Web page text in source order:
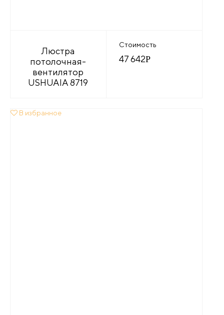
Люстра
потолочная-
вентилятор
USHUAIA 8719
Стоимость
47 642Р
В избранное